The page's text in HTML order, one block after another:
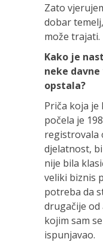
Zato
dobar
može trajati.
Kako je
neke davne
opstala?
Priča koja je
počela je
registrovala
djelatnost,
nije bila
veliki biznis
potreba da
drugačije
kojim sam
ispunjavao.